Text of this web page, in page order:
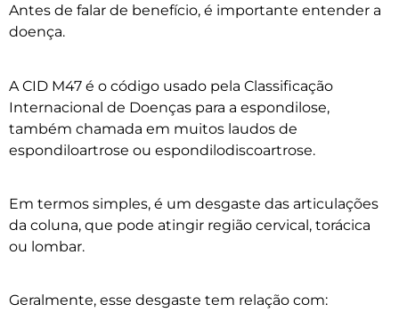
Antes de falar de benefício, é importante entender a
doença.
A CID M47 é o código usado pela Classificação
Internacional de Doenças para a espondilose,
também chamada em muitos laudos de
espondiloartrose ou espondilodiscoartrose.
Em termos simples, é um desgaste das articulações
da coluna, que pode atingir região cervical, torácica
ou lombar.
Geralmente, esse desgaste tem relação com: